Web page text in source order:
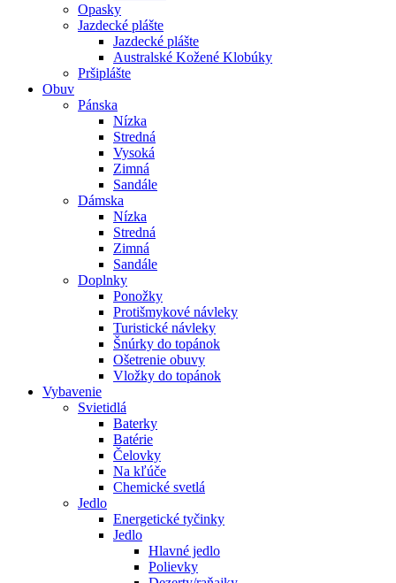
Opasky
Jazdecké plášte
Jazdecké plášte
Australské Kožené Klobúky
Pršiplášte
Obuv
Pánska
Nízka
Stredná
Vysoká
Zimná
Sandále
Dámska
Nízka
Stredná
Zimná
Sandále
Doplnky
Ponožky
Protišmykové návleky
Turistické návleky
Šnúrky do topánok
Ošetrenie obuvy
Vložky do topánok
Vybavenie
Svietidlá
Baterky
Batérie
Čelovky
Na kľúče
Chemické svetlá
Jedlo
Energetické tyčinky
Jedlo
Hlavné jedlo
Polievky